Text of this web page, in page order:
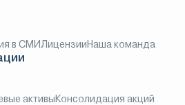
в СМИЛицензииНаша команда
активыКонсолидация акций